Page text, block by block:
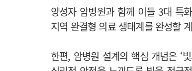
양성자 암병원과 함께 이들 3대 특
지역 완결형 의료 생태계를 완성할
한편, 암병원 설계의 핵심 개념은 ‘